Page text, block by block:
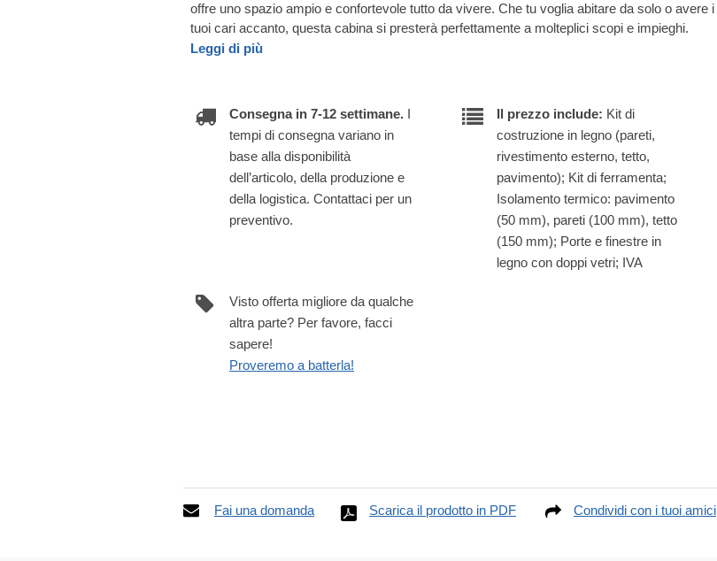
offre uno spazio ampio e confortevole tutto da vivere. Che tu voglia abitare da solo o avere i
tuoi cari accanto, questa cabina si presterà perfettamente a molteplici scopi e impieghi.
Leggi di più
Consegna in 7-12 settimane. I
tempi di consegna variano in
base alla disponibilità
dell’articolo, della produzione e
della logistica. Contattaci per un
preventivo.
Il prezzo include: Kit di
costruzione in legno (pareti,
rivestimento esterno, tetto,
pavimento); Kit di ferramenta;
Isolamento termico: pavimento
(50 mm), pareti (100 mm), tetto
(150 mm); Porte e finestre in
legno con doppi vetri; IVA
Visto offerta migliore da qualche
altra parte? Per favore, facci
sapere!
Proveremo a batterla!
Fai una domanda Scarica il prodotto in PDF Condividi con i tuoi amici